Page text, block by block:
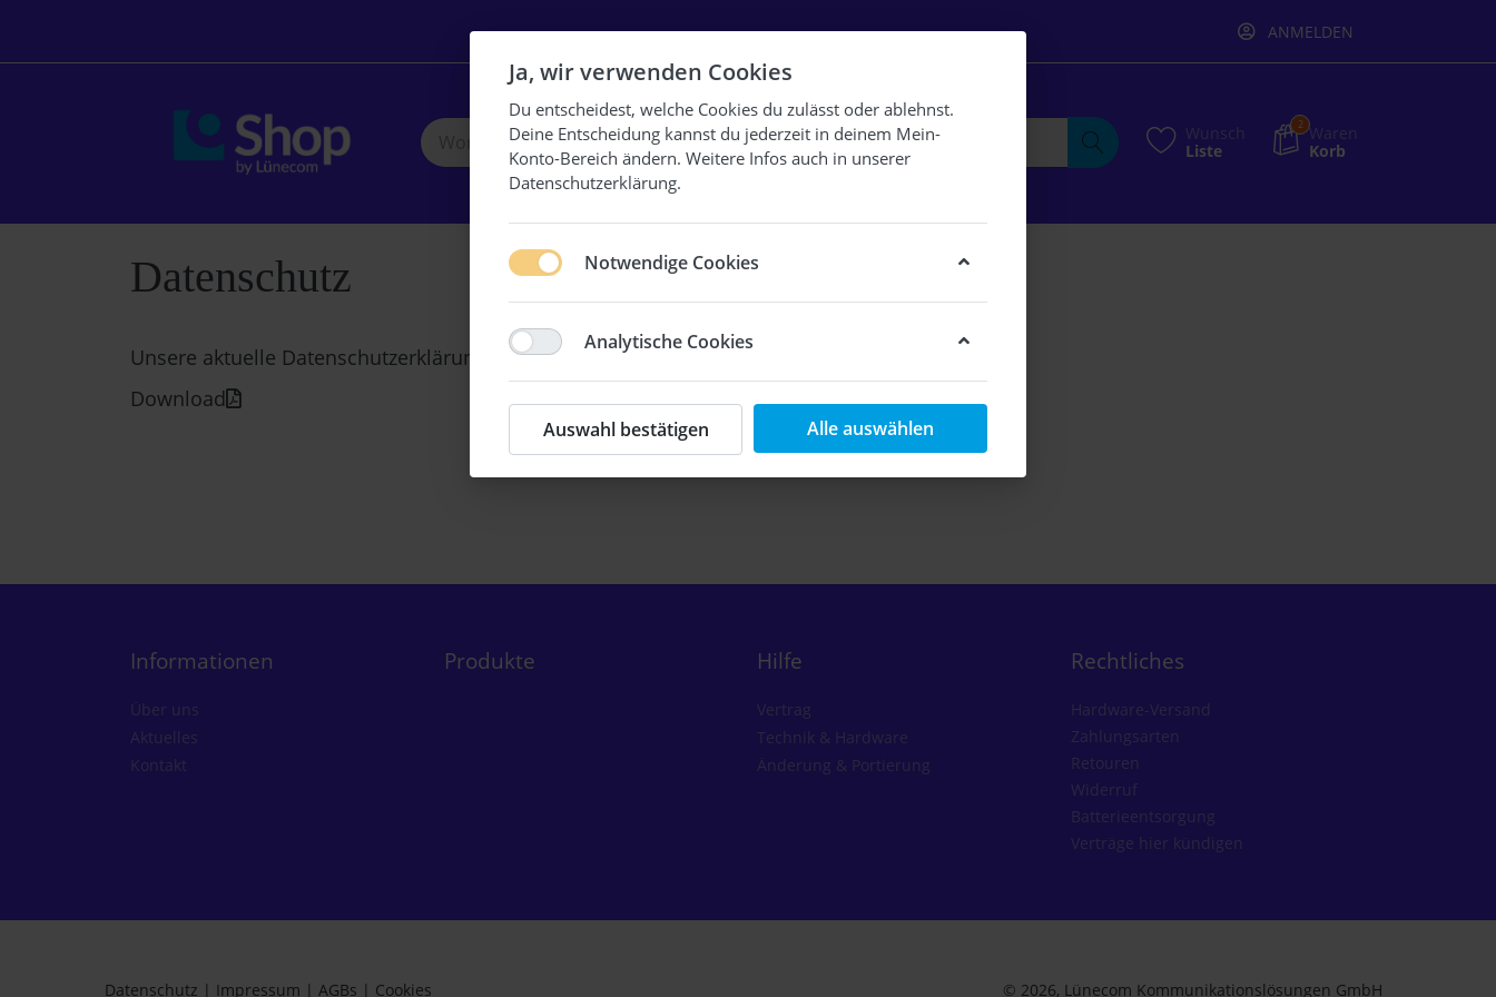
ANMELDEN
Wunsch
Liste
2 Waren
Korb
Datenschutz
Unsere aktuelle Datenschutzerklärung kannst du direkt hier herunterladen:
Download
Informationen
Über uns
Aktuelles
Kontakt
Produkte Hilfe
Vertrag
Technik & Hardware
Änderung & Portierung
Rechtliches
Hardware-Versand
Zahlungsarten
Retouren
Widerruf
Batterieentsorgung
Verträge hier kündigen
Datenschutz | Impressum | AGBs | Cookies © 2026, Lünecom Kommunikationslösungen GmbH
Ja, wir verwenden Cookies
Du entscheidest, welche Cookies du zulässt oder ablehnst.
Deine Entscheidung kannst du jederzeit in deinem Mein-
Konto-Bereich ändern. Weitere Infos auch in unserer
Datenschutzerklärung.
Notwendige Cookies
Analytische Cookies
Auswahl bestätigen Alle auswählen